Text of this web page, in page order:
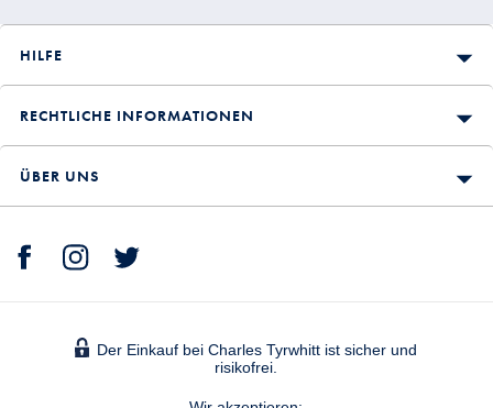
HILFE
RECHTLICHE INFORMATIONEN
ÜBER UNS
Der Einkauf bei Charles Tyrwhitt ist sicher und
risikofrei.